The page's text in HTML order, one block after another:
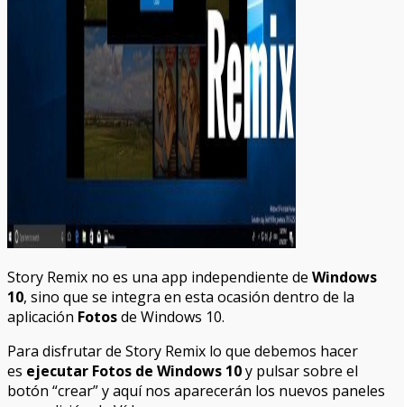
Story Remix no es una app independiente de Windows
10, sino que se integra en esta ocasión dentro de la
aplicación Fotosde Windows 10.
Para disfrutar de Story Remix lo que debemos hacer
es ejecutar Fotos de Windows 10y pulsar sobre el
botón “crear” y aquí nos aparecerán los nuevos paneles